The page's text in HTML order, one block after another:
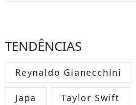
TENDÊNCIAS
Reynaldo Gianecchini
Japa Taylor Swift